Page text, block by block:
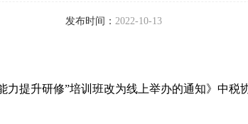
发布时间： 2022-10-13
提升研修”培训班改为线上举办的通知》中税